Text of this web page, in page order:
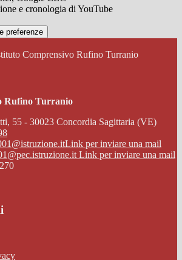
e cronologia di YouTube
preferenze
Comprensivo Rufino Turranio
Rufino Turranio
55 - 30023 Concordia Sagittaria (VE)
Link per inviare una mail
Link per inviare una mail